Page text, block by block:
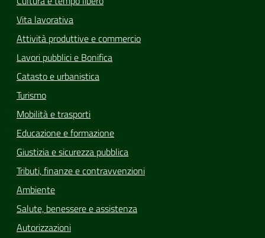
Vita lavorativa
Attività produttive e commercio
Lavori pubblici e Bonifica
Catasto e urbanistica
Turismo
Mobilità e trasporti
Educazione e formazione
Giustizia e sicurezza pubblica
Tributi, finanze e contravvenzioni
Ambiente
Salute, benessere e assistenza
Autorizzazioni